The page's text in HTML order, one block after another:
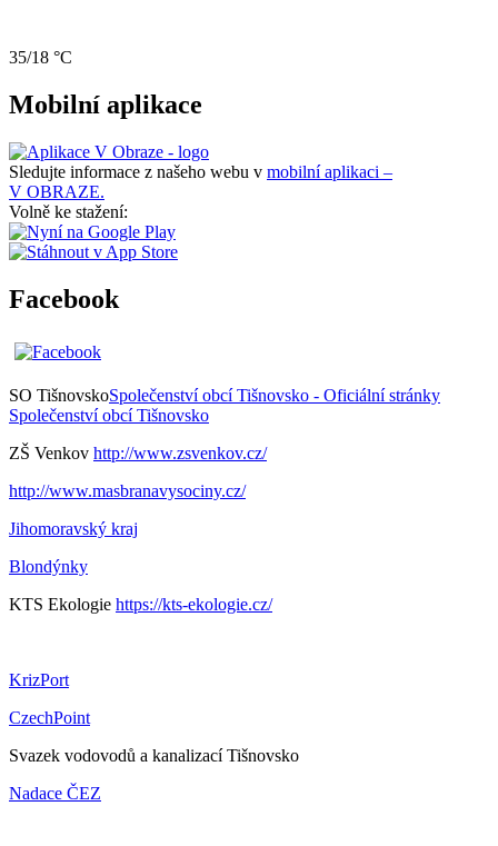
35/18 °C
Mobilní aplikace
Sledujte informace z našeho webu v mobilní aplikaci –
V OBRAZE.
Volně ke stažení:
Facebook
SO TišnovskoSpolečenství obcí Tišnovsko - Oficiální stránky
Společenství obcí Tišnovsko
ZŠ Venkov http://www.zsvenkov.cz/
http://www.masbranavysociny.cz/
Jihomoravský kraj
Blondýnky
KTS Ekologie https://kts-ekologie.cz/
KrizPort
CzechPoint
Svazek vodovodů a kanalizací Tišnovsko
Nadace ČEZ